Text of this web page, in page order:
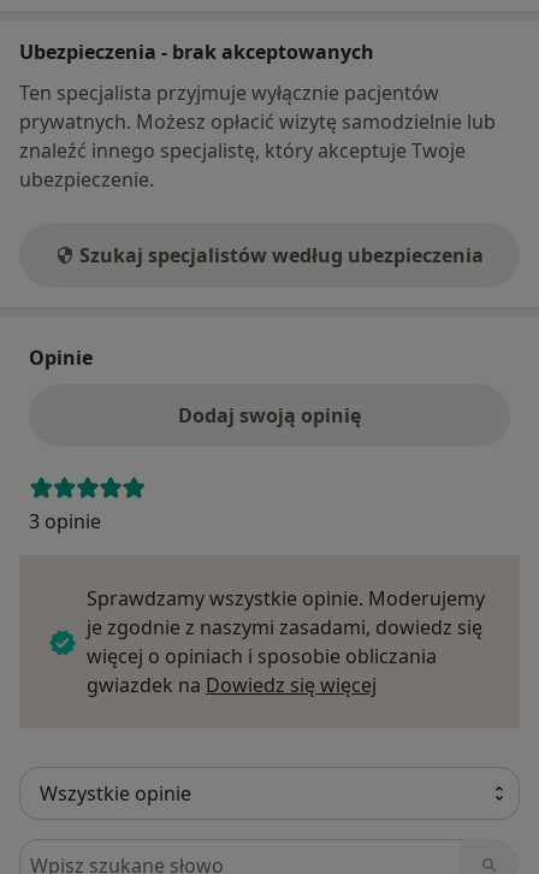
Ubezpieczenia - brak akceptowanych
Ten specjalista przyjmuje wyłącznie pacjentów
prywatnych. Możesz opłacić wizytę samodzielnie lub
znaleźć innego specjalistę, który akceptuje Twoje
ubezpieczenie.
Szukaj specjalistów według ubezpieczenia
Opinie
Dodaj swoją opinię
3 opinie
Sprawdzamy wszystkie opinie. Moderujemy
je zgodnie z naszymi zasadami, dowiedz się
więcej o opiniach i sposobie obliczania
gwiazdek na Dowiedz się więcej
Szukaj w opiniach